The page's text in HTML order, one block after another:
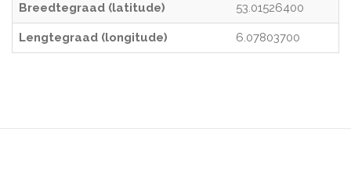
Breedtegraad (latitude) 53.01526400
Lengtegraad (longitude) 6.07803700